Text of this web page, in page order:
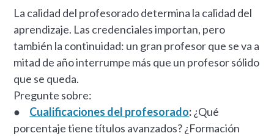
La calidad del profesorado determina la calidad del
aprendizaje. Las credenciales importan, pero
también la continuidad: un gran profesor que se va a
mitad de año interrumpe más que un profesor sólido
que se queda.
Pregunte sobre:
● Cualificaciones del profesorado:¿Qué
porcentaje tiene títulos avanzados? ¿Formación